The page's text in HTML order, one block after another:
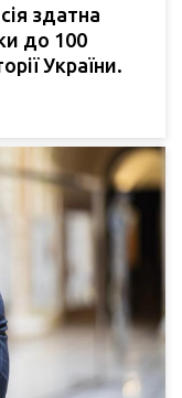
здатна
до 100
України.